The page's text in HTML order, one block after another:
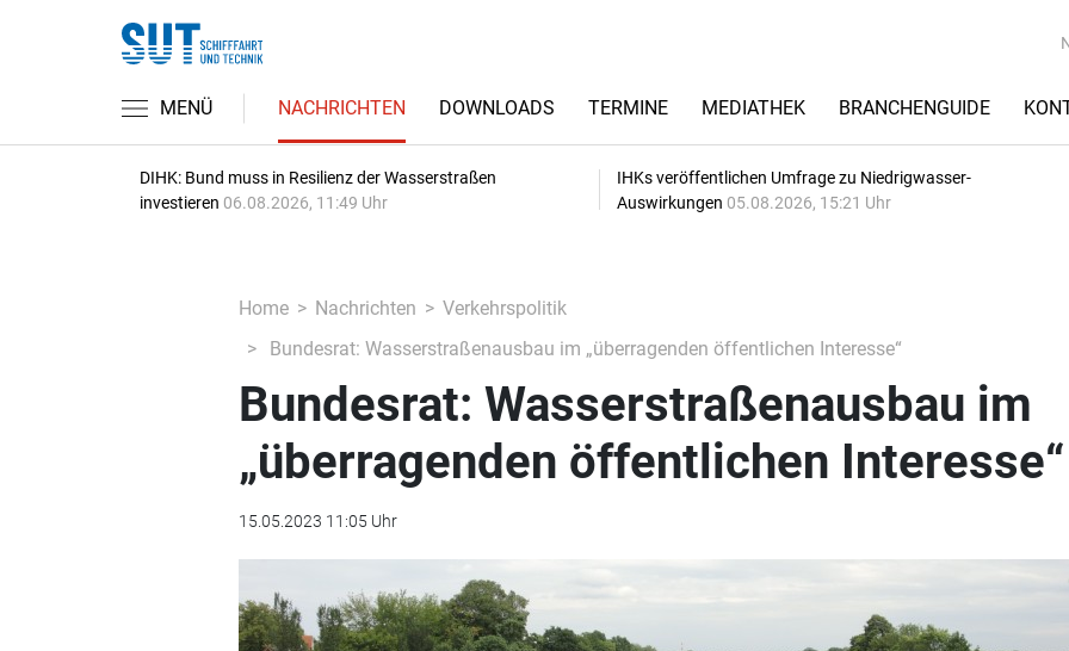
MENÜ NACHRICHTEN DOWNLOADS TERMINE MEDIATHEK BRANCHENGUIDE
DIHK: Bund muss in Resilienz der Wasserstraßen
investieren 06.08.2026, 11:49 Uhr
IHKs veröffentlichen Umfrage zu Niedrigwasser-
Auswirkungen 05.08.2026, 15:21 Uhr
Home Nachrichten
Verkehrspolitik
Bundesrat: Wasserstraßenausbau im „überragenden öffentlichen Interesse“
Bundesrat: Wasserstraßenausbau im
„überragenden öffentlichen Interesse“
15.05.2023 11:05 Uhr